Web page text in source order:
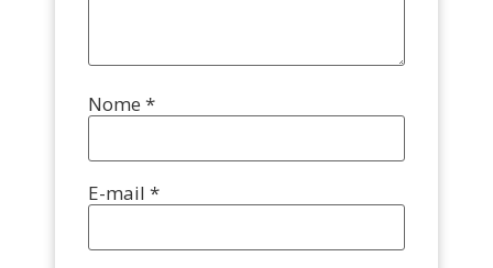
Nome *
E-mail *